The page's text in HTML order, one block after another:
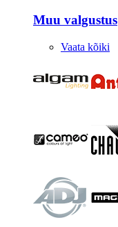
Muu valgustus
Vaata kõiki